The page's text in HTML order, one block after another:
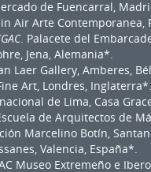
de Fuencarral,
Air Arte
. Palacete del
Jena, Alemania*.
Laer Gallery, Amberes,
Art, Londres, Inglaterra*.
de Lima, Casa
de Arquitectos de
Marcelino Botín,
Valencia, España*.
Museo Extremeño e